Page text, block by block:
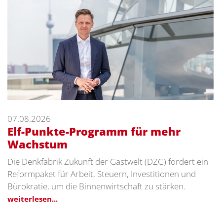
07.08.2026
Elf-Punkte-Programm für mehr
Wachstum
Die Denkfabrik Zukunft der Gastwelt (DZG) fordert ein
Reformpaket für Arbeit, Steuern, Investitionen und
Bürokratie, um die Binnenwirtschaft zu stärken.
weiterlesen...